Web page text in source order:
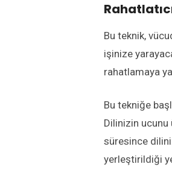
Bu teknik,
işinize
rahatlamaya
Bu tekniğe
Dilinizin ucunu
süresince
yerleştirildiği